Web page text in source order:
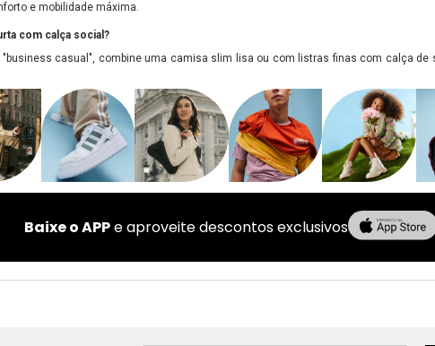
e mobilidade máxima.
com calça social?
casual", combine uma camisa slim lisa ou com listras finas com calça
Baixe o APPe aproveite descontos exclusivos